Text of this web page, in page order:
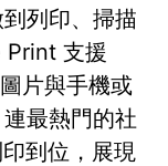
列印、掃描
Print 支援
片與手機或
最熱門的社
到位，展現